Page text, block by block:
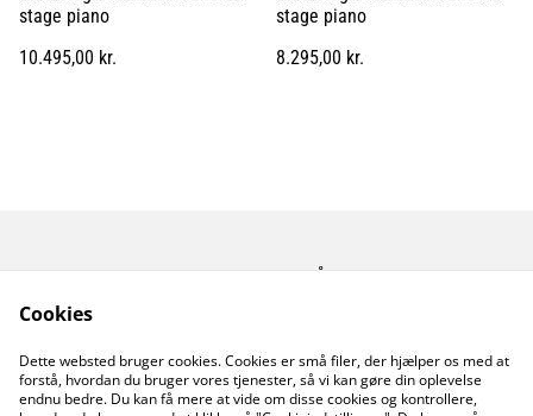
stage piano
10.495,00 kr.
stage piano
8.295,00 kr.
Kontakt os
Åbningstider
Cookiepolitik
Cookies
Dette websted bruger cookies. Cookies er små filer, der hjælper os med at
forstå, hvordan du bruger vores tjenester, så vi kan gøre din oplevelse
endnu bedre. Du kan få mere at vide om disse cookies og kontrollere,